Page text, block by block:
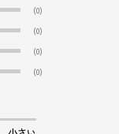
(0)
(0)
(0)
(0)